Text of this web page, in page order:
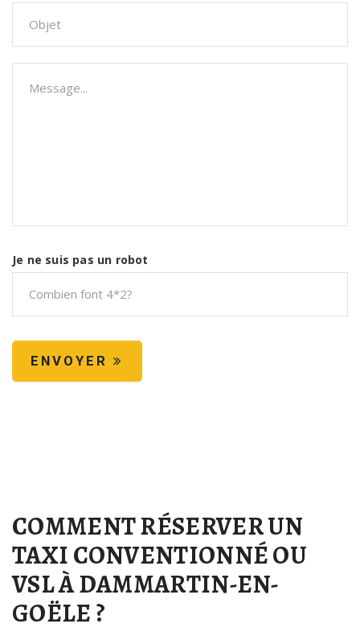
Je ne suis pas un robot
ENVOYER
COMMENT RÉSERVER UN
TAXI CONVENTIONNÉ OU
VSL À DAMMARTIN-EN-
GOËLE ?